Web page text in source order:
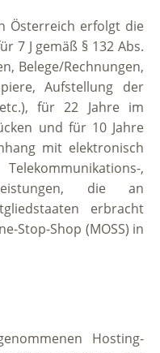
Österreich erfolgt die
7 J gemäß § 132 Abs.
Belege/Rechnungen,
Aufstellung der
für 22 Jahre im
und für 10 Jahre
mit elektronisch
,
die an
erbracht
Stop-Shop (MOSS) in
Hosting-